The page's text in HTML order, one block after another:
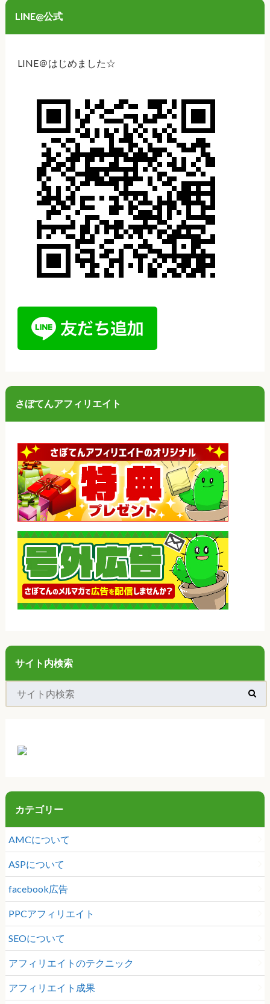
LINE@公式
LINE＠はじめました☆
さぼてんアフィリエイト
サイト内検索
カテゴリー
AMCについて
ASPについて
facebook広告
PPCアフィリエイト
SEOについて
アフィリエイトのテクニック
アフィリエイト成果